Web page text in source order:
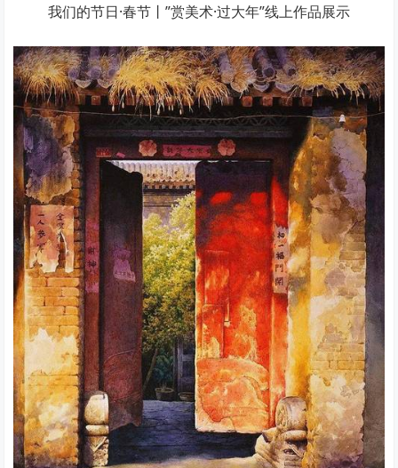
我们的节日·春节丨”赏美术·过大年”线上作品展示